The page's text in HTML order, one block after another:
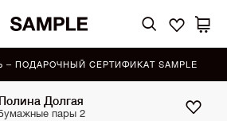
ПОДАРОЧНЫЙ СЕРТИФИКАТ SAMPLE
Полина Долгая
пары 2